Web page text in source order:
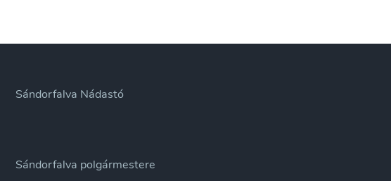
Sándorfalva Nádastó
Sándorfalva polgármestere